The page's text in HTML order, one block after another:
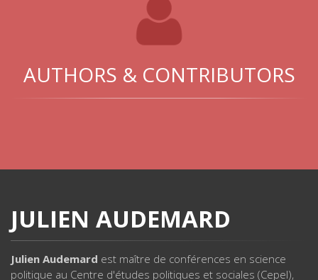
AUTHORS & CONTRIBUTORS
JULIEN AUDEMARD
Julien Audemard est maître de conférences en science
politique au Centre d'études politiques et sociales (Cepel),